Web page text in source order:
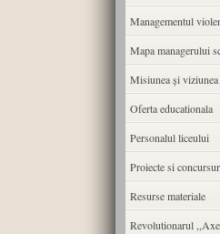
Managementul
Mapa managerului
Misiunea şi viziunea
Oferta educationala
Personalul liceului
Proiecte si
Resurse materiale
Revolutionarul